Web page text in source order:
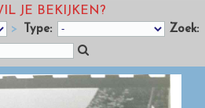
JE BEKIJKEN?
> Type: Zoek: